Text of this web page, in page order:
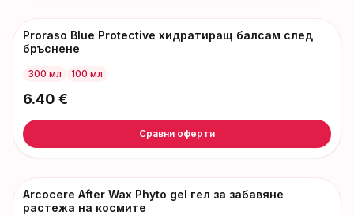
Proraso Blue Protective хидратиращ балсам след
бръснене
300 мл 100 мл
6.40 €
Сравни оферти
Arcocere After Wax Phyto gel гел за забавяне
растежа на космите